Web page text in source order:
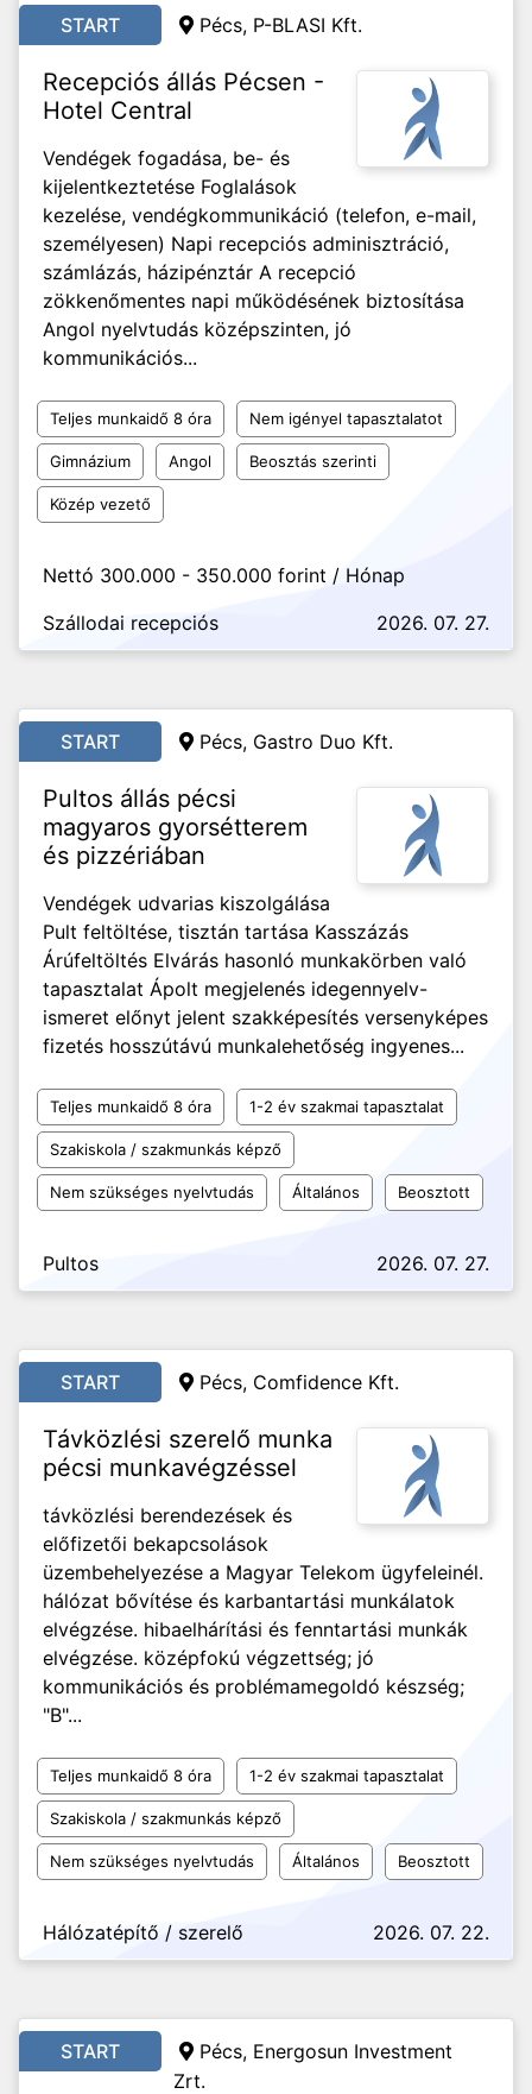
START Pécs, P-BLASI Kft.
Recepciós állás Pécsen -
Hotel Central
Vendégek fogadása, be- és
kijelentkeztetése Foglalások
kezelése, vendégkommunikáció (telefon, e-mail,
személyesen) Napi recepciós adminisztráció,
számlázás, házipénztár A recepció
zökkenőmentes napi működésének biztosítása
Angol nyelvtudás középszinten, jó
kommunikációs...
Teljes munkaidő 8 óra Nem igényel tapasztalatot
Gimnázium Angol Beosztás szerinti
Közép vezető
Nettó 300.000 - 350.000 forint / Hónap
Szállodai recepciós
2026. 07. 27.
START Pécs, Gastro Duo Kft.
Pultos állás pécsi
magyaros gyorsétterem
és pizzériában
Vendégek udvarias kiszolgálása
Pult feltöltése, tisztán tartása Kasszázás
Árúfeltöltés Elvárás hasonló munkakörben való
tapasztalat Ápolt megjelenés idegennyelv-
ismeret előnyt jelent szakképesítés versenyképes
fizetés hosszútávú munkalehetőség ingyenes...
Teljes munkaidő 8 óra 1-2 év szakmai tapasztalat
Szakiskola / szakmunkás képző
Nem szükséges nyelvtudás Általános Beosztott
Pultos 2026. 07. 27.
START Pécs, Comfidence Kft.
Távközlési szerelő munka
pécsi munkavégzéssel
távközlési berendezések és
előfizetői bekapcsolások
üzembehelyezése a Magyar Telekom ügyfeleinél.
hálózat bővítése és karbantartási munkálatok
elvégzése. hibaelhárítási és fenntartási munkák
elvégzése. középfokú végzettség; jó
kommunikációs és problémamegoldó készség;
"B"...
Teljes munkaidő 8 óra 1-2 év szakmai tapasztalat
Szakiskola / szakmunkás képző
Nem szükséges nyelvtudás Általános Beosztott
Hálózatépítő / szerelő 2026. 07. 22.
START Pécs, Energosun Investment
Zrt.